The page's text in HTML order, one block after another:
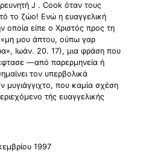
J . Cook όταν τους
το ζώο! Ενώ η ευαγγελική
οποία είπε ο Χριστός προς τη
μου άπτου, ούπω γαρ
Ιωάν. 20. 17), μια φράση που
—από παρερμηνεία ή
τον υπερβολικά
μυγιάγγιχτο, που καμία σχέση
τής ευαγγελικής
1997